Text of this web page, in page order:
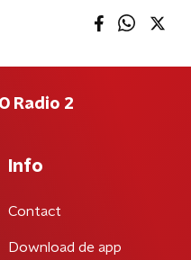
Radio 2
Info
Contact
Download de app